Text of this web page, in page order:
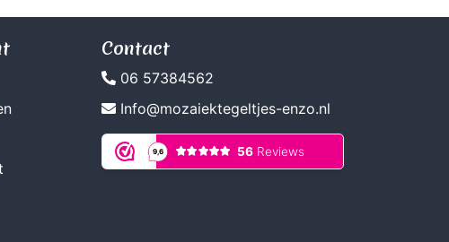
Contact
06 57384562
Info@mozaiektegeltjes-enzo.nl